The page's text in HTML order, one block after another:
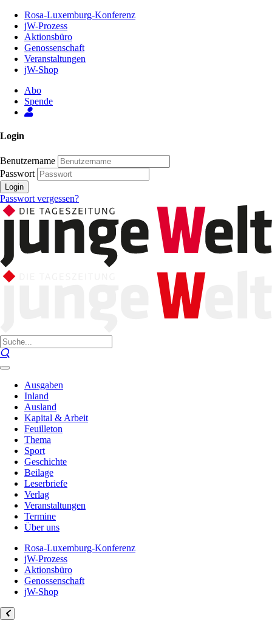
Inhalt
Seite
Rosa-Luxemburg-Konferenz
jW-Prozess
Aktionsbüro
Genossenschaft
Veranstaltungen
jW-Shop
Abo
Spende
Login
Benutzername
Passwort
Login
Passwort vergessen?
Ausgaben
Inland
Ausland
Kapital & Arbeit
Feuilleton
Thema
Sport
Geschichte
Beilage
Leserbriefe
Verlag
Veranstaltungen
Termine
Über uns
Rosa-Luxemburg-Konferenz
jW-Prozess
Aktionsbüro
Genossenschaft
jW-Shop